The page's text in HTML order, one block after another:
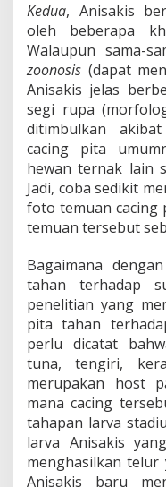
Kedua, Anisakis
oleh beberapa
Walaupun sama-
zoonosis (dapat
Anisakis jelas
segi rupa
ditimbulkan
cacing pita
hewan ternak lain
Jadi, coba sedikit
foto temuan cacing
temuan tersebut
Bagaimana
tahan terhadap
penelitian yang
pita tahan
perlu dicatat
tuna, tengiri,
merupakan host
mana cacing
tahapan larva
larva Anisakis
menghasilkan telur
Anisakis baru